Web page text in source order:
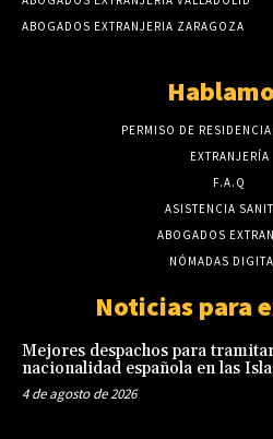
ABOGADOS EXTRANJERIA ZARAGOZA
PERMISO DE
EXTRANJERÍA
F.A.Q
ASISTENCIA
ABOGADOS
NÓMADAS
Noticias para
Mejores despachos para
nacionalidad española en las
4 de agosto de 2026